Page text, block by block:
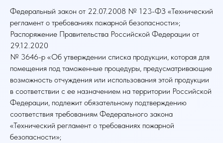
Федеральный закон от 22.07.2008 № 123-ФЗ «Технический
регламент о требованиях пожарной безопасности»;
Распоряжение Правительства Российской Федерации от
29.12.2020
№ 3646-р «Об утверждении списка продукции, которая для
помещения под таможенные процедуры, предусматривающие
возможность отчуждения или использования этой продукции
в соответствии с ее назначением на территории Российской
Федерации, подлежит обязательному подтверждению
соответствия требованиям Федерального закона
«Технический регламент о требованиях пожарной
безопасности»;